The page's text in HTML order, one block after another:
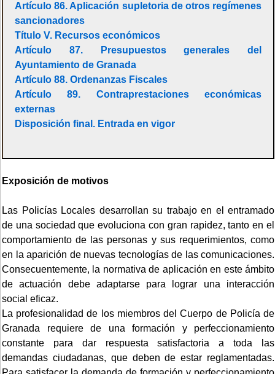
Artículo 86. Aplicación supletoria de otros regímenes
sancionadores
Título V. Recursos económicos
Artículo 87. Presupuestos generales del
Ayuntamiento de Granada
Artículo 88. Ordenanzas Fiscales
Artículo 89. Contraprestaciones económicas
externas
Disposición final. Entrada en vigor
Exposición de motivos
Las Policías Locales desarrollan su trabajo en el entramado
de una sociedad que evoluciona con gran rapidez, tanto en el
comportamiento de las personas y sus requerimientos, como
en la aparición de nuevas tecnologías de las comunicaciones.
Consecuentemente, la normativa de aplicación en este ámbito
de actuación debe adaptarse para lograr una interacción
social eficaz.
La profesionalidad de los miembros del Cuerpo de Policía de
Granada requiere de una formación y perfeccionamiento
constante para dar respuesta satisfactoria a toda las
demandas ciudadanas, que deben de estar reglamentadas.